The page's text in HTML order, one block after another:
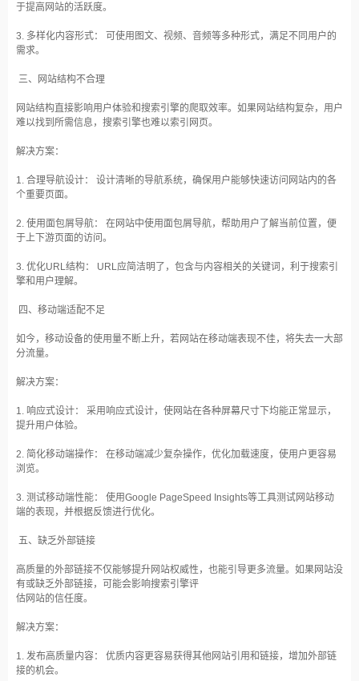
于提高网站的活跃度。
3. 多样化内容形式： 可使用图文、视频、音频等多种形式，满足不同用户的
需求。
三、网站结构不合理
网站结构直接影响用户体验和搜索引擎的爬取效率。如果网站结构复杂，用户
难以找到所需信息，搜索引擎也难以索引网页。
解决方案：
1. 合理导航设计： 设计清晰的导航系统，确保用户能够快速访问网站内的各
个重要页面。
2. 使用面包屑导航： 在网站中使用面包屑导航，帮助用户了解当前位置，便
于上下游页面的访问。
3. 优化URL结构： URL应简洁明了，包含与内容相关的关键词，利于搜索引
擎和用户理解。
四、移动端适配不足
如今，移动设备的使用量不断上升，若网站在移动端表现不佳，将失去一大部
分流量。
解决方案：
1. 响应式设计： 采用响应式设计，使网站在各种屏幕尺寸下均能正常显示，
提升用户体验。
2. 简化移动端操作： 在移动端减少复杂操作，优化加载速度，使用户更容易
浏览。
3. 测试移动端性能： 使用Google PageSpeed Insights等工具测试网站移动
端的表现，并根据反馈进行优化。
五、缺乏外部链接
高质量的外部链接不仅能够提升网站权威性，也能引导更多流量。如果网站没
有或缺乏外部链接，可能会影响搜索引擎评
估网站的信任度。
解决方案：
1. 发布高质量内容： 优质内容更容易获得其他网站引用和链接，增加外部链
接的机会。